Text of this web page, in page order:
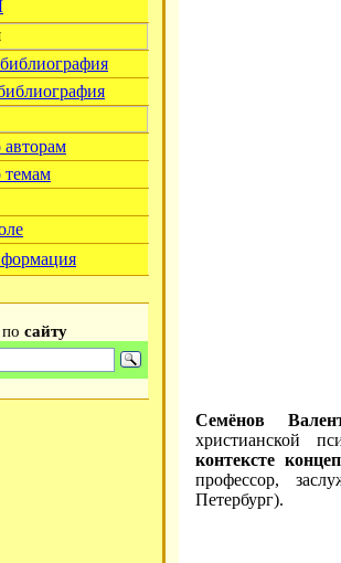
сайту
Семёнов
христианской
контексте
профессор,
Петербург).